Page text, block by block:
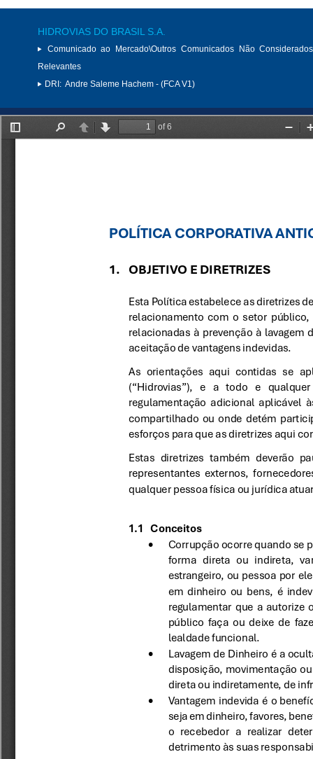
HIDROVIAS DO BRASIL S.A.
Comunicado ao Mercado\Outros Comunicados Não
Relevantes
DRI: Andre Saleme Hachem - (FCA V1)